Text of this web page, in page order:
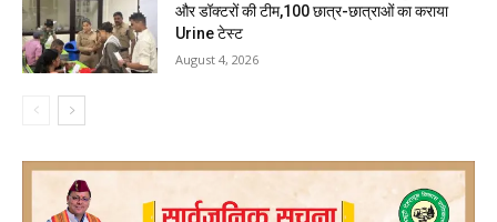
और डॉक्टरों की टीम,100 छात्र-छात्राओं का कराया
Urine टेस्ट
August 4, 2026